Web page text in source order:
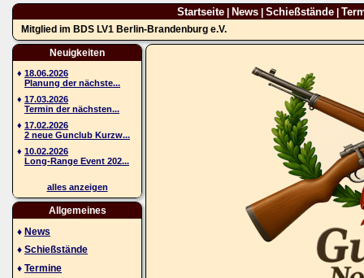
Startseite| News| Schießstände|
Mitglied im BDS LV1 Berlin-Brandenburg e.V.
Neuigkeiten
♦ 18.06.2026
Planung der nächste...
♦ 17.03.2026
Termin der nächsten...
♦ 17.02.2026
2 neue Gunclub Kurzw...
♦ 10.02.2026
Long-Range Event 202...
alles anzeigen
Allgemeines
♦ News
♦ Schießstände
♦ Termine